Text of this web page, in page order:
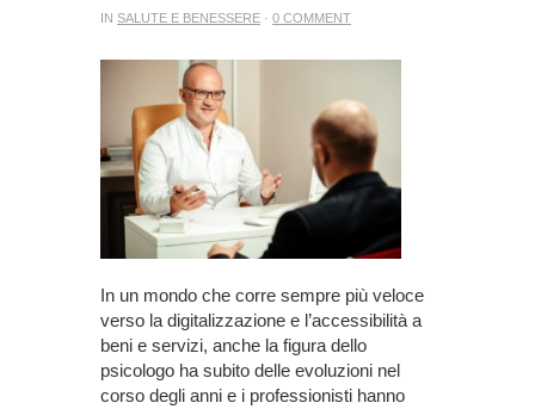
IN SALUTE E BENESSERE · 0 COMMENT
In un mondo che corre sempre più veloce
verso la digitalizzazione e l’accessibilità a
beni e servizi, anche la figura dello
psicologo ha subito delle evoluzioni nel
corso degli anni e i professionisti hanno